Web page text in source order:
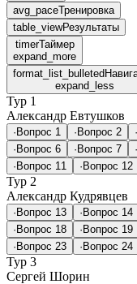
avg_paceТренировка
table_viewРезультаты
timerТаймер
expand_more
format_list_bulleted
expand_less
Тур 1
Александр Евтушков
· Вопрос 1 · Вопрос 2 ·
· Вопрос 6 · Вопрос 7 ·
· Вопрос 11 · Вопрос 12
Тур 2
Александр Кудрявцев
· Вопрос 13 · Вопрос 14
· Вопрос 18 · Вопрос 19
· Вопрос 23 · Вопрос 24
Тур 3
Сергей Шорин